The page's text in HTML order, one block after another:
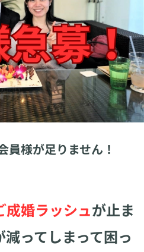
員様が足りません！
成婚ラッシュが止ま
ってしまって困っ